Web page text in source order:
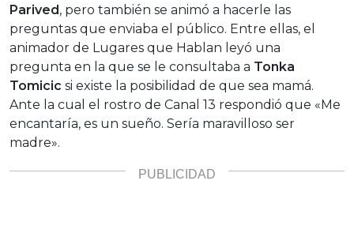
Parived, pero también se animó a hacerle las
preguntas que enviaba el público. Entre ellas, el
animador de Lugares que Hablan leyó una
pregunta en la que se le consultaba a Tonka
Tomicic si existe la posibilidad de que sea mamá.
Ante la cual el rostro de Canal 13 respondió que «Me
encantaría, es un sueño. Sería maravilloso ser
madre».